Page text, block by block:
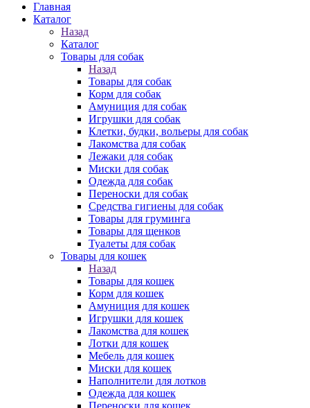
Главная
Каталог
Назад
Каталог
Товары для собак
Назад
Товары для собак
Корм для собак
Амуниция для собак
Игрушки для собак
Клетки, будки, вольеры для собак
Лакомства для собак
Лежаки для собак
Миски для собак
Одежда для собак
Переноски для собак
Средства гигиены для собак
Товары для груминга
Товары для щенков
Туалеты для собак
Товары для кошек
Назад
Товары для кошек
Корм для кошек
Амуниция для кошек
Игрушки для кошек
Лакомства для кошек
Лотки для кошек
Мебель для кошек
Миски для кошек
Наполнители для лотков
Одежда для кошек
Переноски для кошек